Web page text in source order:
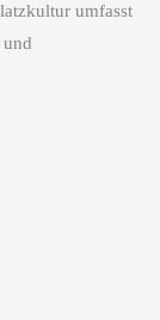
umfasst
und